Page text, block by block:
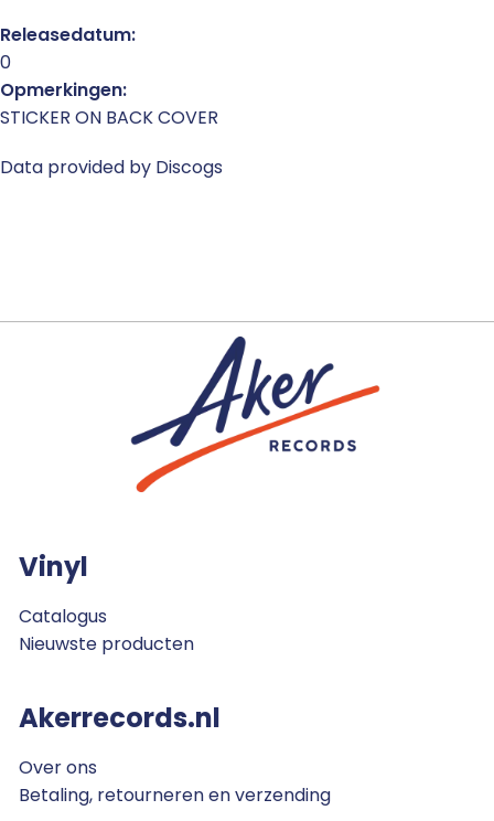
Releasedatum:
0
Opmerkingen:
STICKER ON BACK COVER
Data provided by Discogs
Vinyl
Catalogus
Nieuwste producten
Akerrecords.nl
Over ons
Betaling, retourneren en verzending